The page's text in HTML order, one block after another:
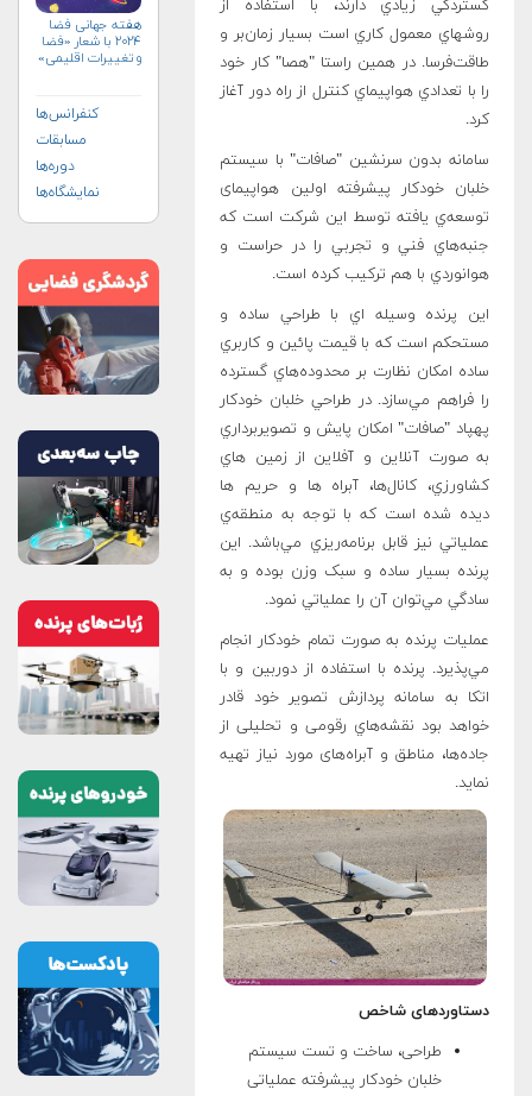
گستردگي زيادي دارند، با استفاده از
روشهاي معمول کاري است بسيار زمان‌بر و
طاقت‌فرسا. در همين راستا "هصا" کار خود
را با تعدادي هواپيماي کنترل از راه دور آغاز
کرد.
سامانه بدون سرنشين "صافات" با سيستم
خلبان خودکار پيشرفته اولين هواپیمای
توسعه‌ي يافته توسط اين شرکت است که
جنبه‌هاي فني و تجربي را در حراست و
هوانوردي با هم ترکيب کرده است.
اين پرنده وسيله اي با طراحي ساده و
مستحکم است که با قيمت پائين و کاربري
ساده امکان نظارت بر محدوده‌هاي گسترده
را فراهم مي‌سازد. در طراحي خلبان خودکار
پهپاد "صافات" امکان پايش و تصويربرداري
به صورت آنلاين و آفلاين از زمين هاي
کشاورزي، کانال‌ها، آبراه ها و حريم ها
ديده شده است که با توجه به منطقه‌ي
عملياتي نيز قابل برنامه‌ريزي مي‌باشد. اين
پرنده بسيار ساده و سبک وزن بوده و به
سادگي مي‌توان آن را عملياتي نمود.
عمليات پرنده به صورت تمام خودکار انجام
مي‌پذيرد. پرنده با استفاده از دوربين و با
اتکا به سامانه پردازش تصوير خود قادر
خواهد بود نقشه‌هاي رقومی و تحلیلی از
جاده‌ها، مناطق و آبراه‌های مورد نیاز تهيه
نمايد.
دستاوردهای شاخص
طراحی، ساخت و تست سیستم
خلبان خودکار پیشرفته عملیاتی
هفته جهانی فضا
۲۰۲۴ با شعار «فضا
و تغییرات اقلیمی»
کنفرانس‌ها
مسابقات
دوره‌ها
نمایشگاه‌ها